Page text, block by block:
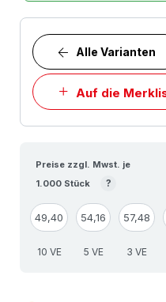
Auf die
Alle Varianten
Preise zzgl. Mwst. je
1.000 Stück
?
49,40 54,16 57,48
10 VE 5 VE 3 VE